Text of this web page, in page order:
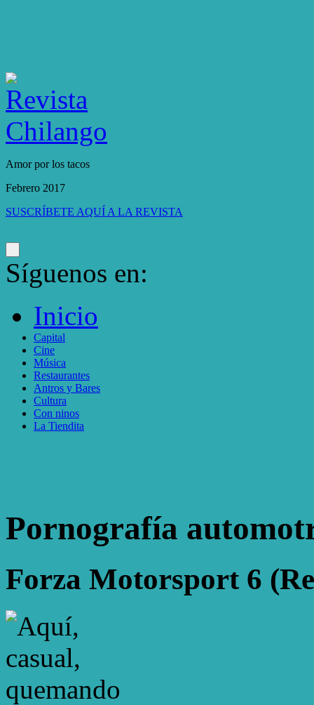
Amor por los tacos
Febrero 2017
SUSCRÍBETE AQUÍ A LA REVISTA
Síguenos en:
Inicio
Capital
Cine
Música
Restaurantes
Antros y Bares
Cultura
Con ninos
La Tiendita
Pornografía
Forza Motorsport 6